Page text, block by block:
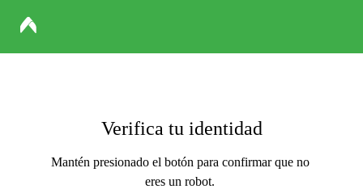
Verifica tu identidad
Mantén presionado el botón para confirmar que no
eres un robot.